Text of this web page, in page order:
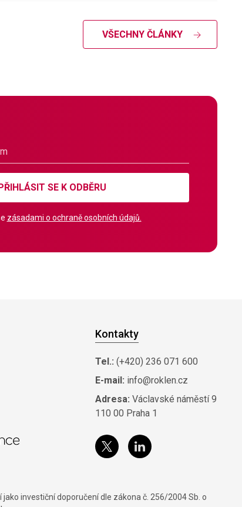
VŠECHNY ČLÁNKY
SE K ODBĚRU
zásadami o ochraně osobních údajů.
Kontakty
Tel.: (+420) 236 071 600
E-mail: info@roklen.cz
Adresa: Václavské náměstí 9
110 00 Praha 1
investiční doporučení dle zákona č. 256/2004 Sb. o